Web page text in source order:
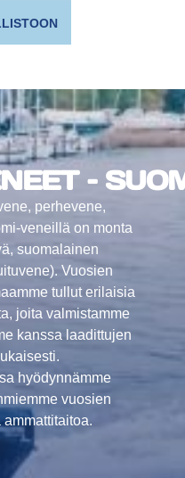
–
perhevene,
veneillä on monta
suomalainen
Vuosien
tullut erilaisia
joita valmistamme
kanssa laadittujen
hyödynnämme
vuosien